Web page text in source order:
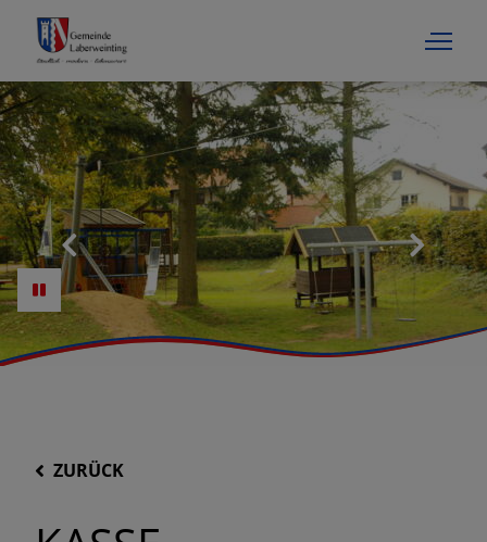
ZURÜCK